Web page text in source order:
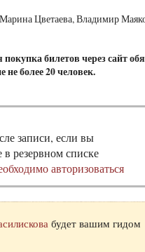
Цветаева, Владимир
билетов через сайт
не более 20 человек.
записи, если вы
в резервном списке
авторизоваться
будет вашим гидом